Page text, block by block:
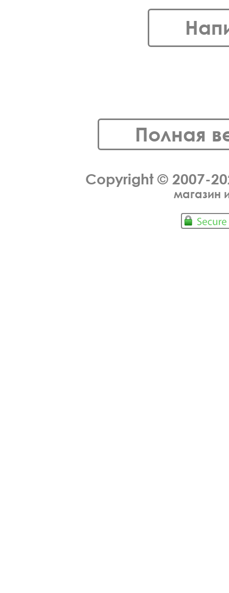
Полная
Copyright © 2007-
магазин